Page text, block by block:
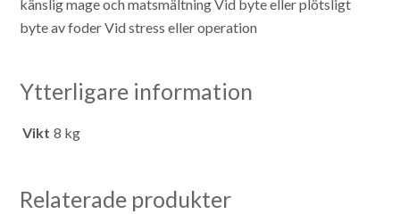
känslig mage och matsmältningVid byte eller plötsligt
byte av foderVid stress eller operation
Ytterligare information
Vikt 8 kg
Relaterade produkter